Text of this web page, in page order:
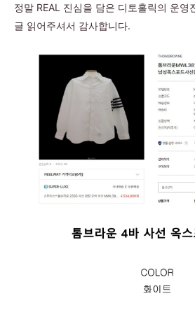
정말 REAL 진심을 담은 디토홀릭의 운영
글 읽어주셔서 감사합니다.